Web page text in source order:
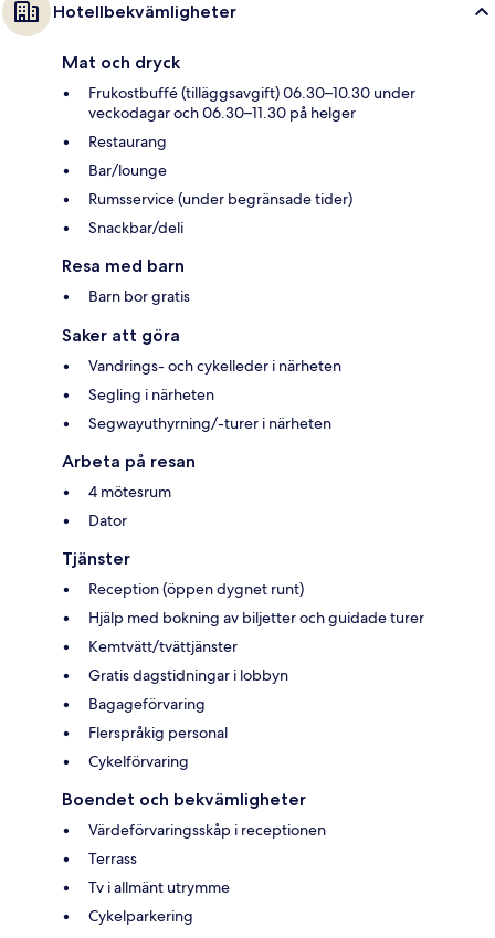
Hotellbekvämligheter
Mat och dryck
Frukostbuffé (tilläggsavgift) 06.30–10.30 under
veckodagar och 06.30–11.30 på helger
Restaurang
Bar/lounge
Rumsservice (under begränsade tider)
Snackbar/deli
Resa med barn
Barn bor gratis
Saker att göra
Vandrings- och cykelleder i närheten
Segling i närheten
Segwayuthyrning/-turer i närheten
Arbeta på resan
4 mötesrum
Dator
Tjänster
Reception (öppen dygnet runt)
Hjälp med bokning av biljetter och guidade turer
Kemtvätt/tvättjänster
Gratis dagstidningar i lobbyn
Bagageförvaring
Flerspråkig personal
Cykelförvaring
Boendet och bekvämligheter
Värdeförvaringsskåp i receptionen
Terrass
Tv i allmänt utrymme
Cykelparkering